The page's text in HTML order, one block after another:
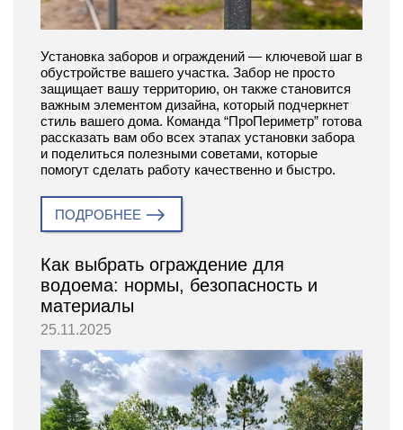
Установка заборов и ограждений — ключевой шаг в
обустройстве вашего участка. Забор не просто
защищает вашу территорию, он также становится
важным элементом дизайна, который подчеркнет
стиль вашего дома. Команда “ПроПериметр” готова
рассказать вам обо всех этапах установки забора
и поделиться полезными советами, которые
помогут сделать работу качественно и быстро.
ПОДРОБНЕЕ
Как выбрать ограждение для
водоема: нормы, безопасность и
материалы
25.11.2025